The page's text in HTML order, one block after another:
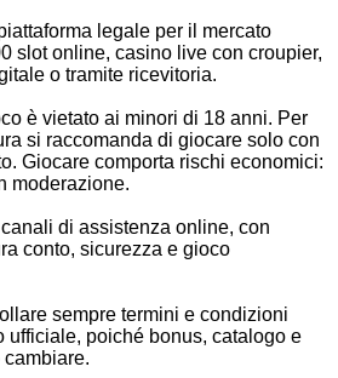
legale per il mercato
slot online, casino live con croupier,
o tramite ricevitoria.
è vietato ai minori di 18 anni. Per
si raccomanda di giocare solo con
Giocare comporta rischi economici:
moderazione.
di assistenza online, con
conto, sicurezza e gioco
sempre termini e condizioni
ufficiale, poiché bonus, catalogo e